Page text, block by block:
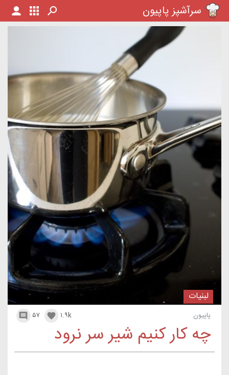
سرآشپز پاپیون
لبنیات
پاپیون ۵۷  ۱.۹k 
چه کار کنیم شیر سر نرود